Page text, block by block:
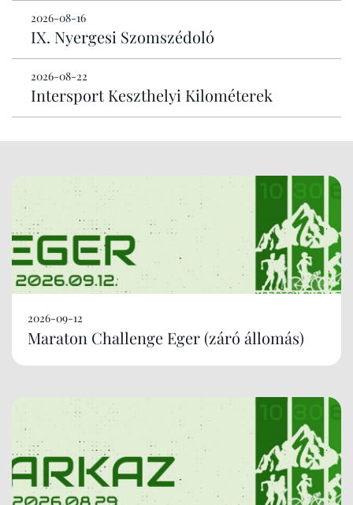
2026-08-16
IX. Nyergesi Szomszédoló
2026-08-22
Intersport Keszthelyi Kilométerek
2026-09-12
Maraton Challenge Eger (záró állomás)